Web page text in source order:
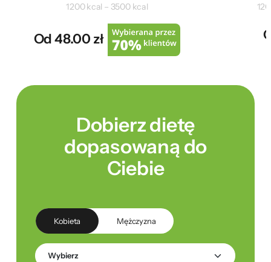
1200 kcal – 3500 kcal
Od 48.00 zł
Dobierz dietę
dopasowaną do
Ciebie
Kobieta Mężczyzna